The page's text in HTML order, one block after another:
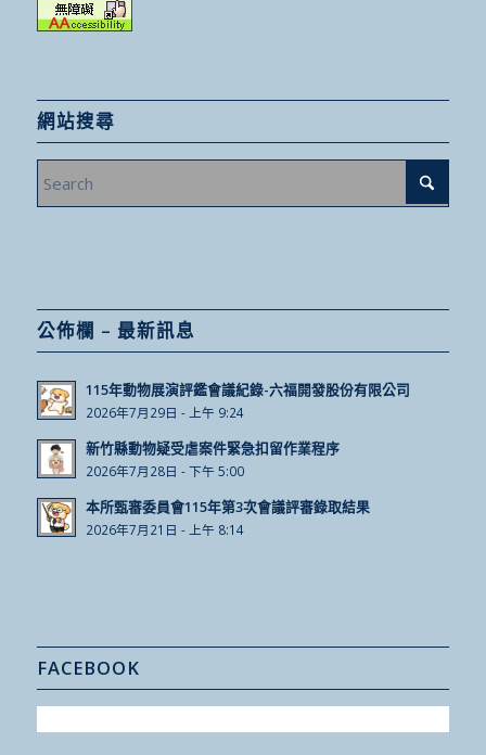
網站搜尋
公佈欄 – 最新訊息
115年動物展演評鑑會議紀錄-六福開發股份有限公司
2026年7月29日 - 上午 9:24
新竹縣動物疑受虐案件緊急扣留作業程序
2026年7月28日 - 下午 5:00
本所甄審委員會115年第3次會議評審錄取結果
2026年7月21日 - 上午 8:14
FACEBOOK